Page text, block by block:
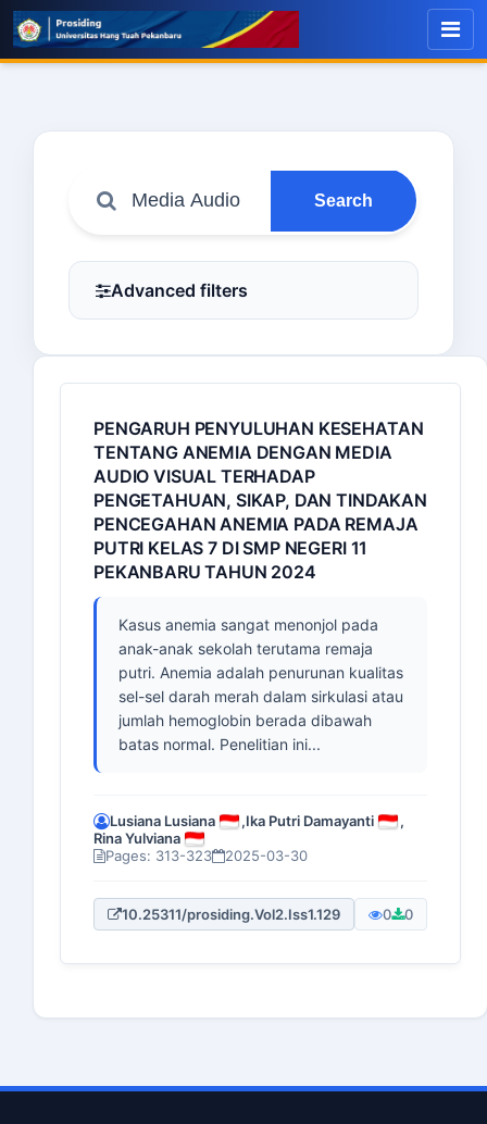
Search
Advanced filters
PENGARUH PENYULUHAN KESEHATAN
TENTANG ANEMIA DENGAN MEDIA
AUDIO VISUAL TERHADAP
PENGETAHUAN, SIKAP, DAN TINDAKAN
PENCEGAHAN ANEMIA PADA REMAJA
PUTRI KELAS 7 DI SMP NEGERI 11
PEKANBARU TAHUN 2024
Kasus anemia sangat menonjol pada
anak-anak sekolah terutama remaja
putri. Anemia adalah penurunan kualitas
sel-sel darah merah dalam sirkulasi atau
jumlah hemoglobin berada dibawah
batas normal. Penelitian ini...
Lusiana Lusiana ,Ika Putri Damayanti
,
Rina Yulviana
Pages: 313-323
2025-03-30
10.25311/prosiding.Vol2.Iss1.129 0 0